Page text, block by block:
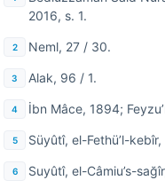
2016, s. 1.
Neml, 27 / 30.
Alak, 96 / 1.
İbn Mâce, 1894;
Süyûtî, el-Fethü’l-
Suyûtî, el-Câmiu’s-